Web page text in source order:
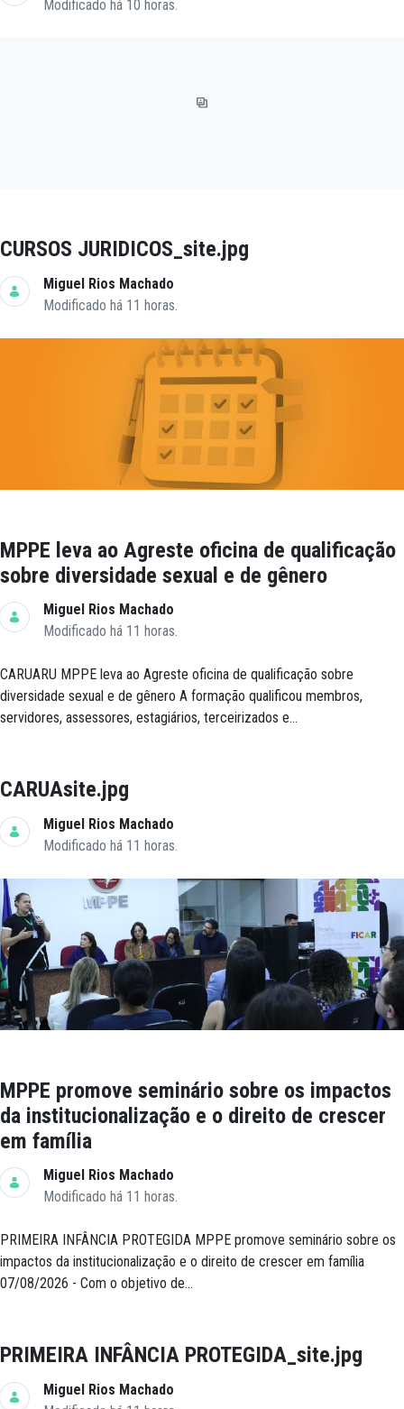
Modificado há 10 horas.
CURSOS JURIDICOS_site.jpg
Miguel Rios Machado
Modificado há 11 horas.
MPPE leva ao Agreste oficina de qualificação
sobre diversidade sexual e de gênero
Miguel Rios Machado
Modificado há 11 horas.
CARUARU MPPE leva ao Agreste oficina de qualificação sobre
diversidade sexual e de gênero A formação qualificou membros,
servidores, assessores, estagiários, terceirizados e...
CARUAsite.jpg
Miguel Rios Machado
Modificado há 11 horas.
MPPE promove seminário sobre os impactos
da institucionalização e o direito de crescer
em família
Miguel Rios Machado
Modificado há 11 horas.
PRIMEIRA INFÂNCIA PROTEGIDA MPPE promove seminário sobre os
impactos da institucionalização e o direito de crescer em família
07/08/2026 - Com o objetivo de...
PRIMEIRA INFÂNCIA PROTEGIDA_site.jpg
Miguel Rios Machado